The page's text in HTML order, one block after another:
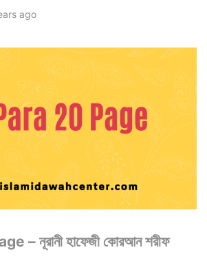
ago
– নূরানী হাফেজী কোরআন শরীফ